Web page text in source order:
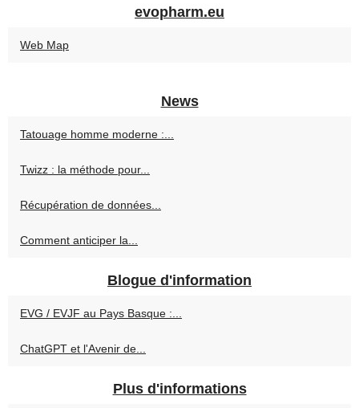
evopharm.eu
Web Map
News
Tatouage homme moderne :...
Twizz : la méthode pour...
Récupération de données...
Comment anticiper la...
Blogue d'information
EVG / EVJF au Pays Basque :...
ChatGPT et l'Avenir de...
Plus d'informations